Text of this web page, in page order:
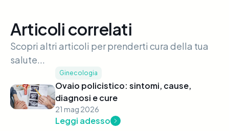
Articoli correlati
Scopri altri articoli per prenderti cura della tua
salute...
Ginecologia
Ovaio policistico: sintomi, cause,
diagnosi e cure
21 mag 2026
Leggi adesso